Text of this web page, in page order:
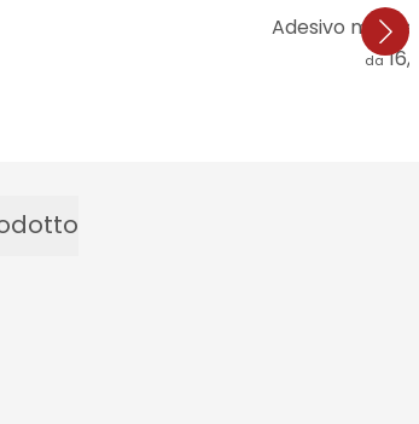
Adesivo
da